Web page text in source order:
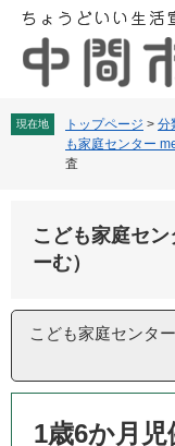
現在地 トップページ > 分
も家庭センター
査
こども家庭セ
ーむ）
こども家庭センタ
1歳6か月